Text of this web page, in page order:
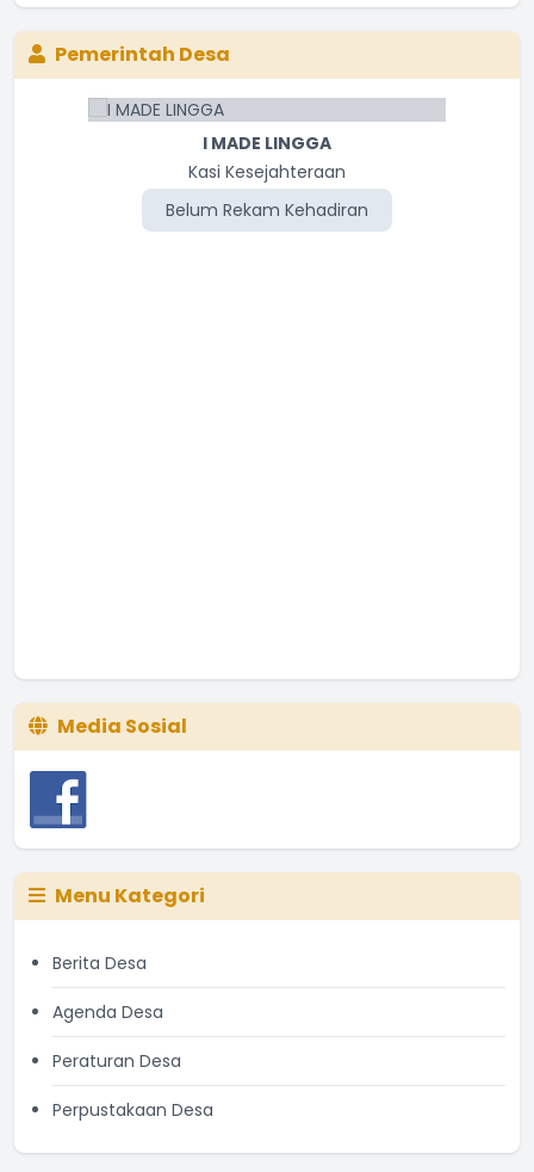
Pemerintah Desa
I MADE LINGGA
Kasi Kesejahteraan
Belum Rekam Kehadiran
Media Sosial
Menu Kategori
Berita Desa
Agenda Desa
Peraturan Desa
Perpustakaan Desa